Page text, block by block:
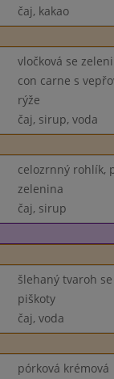
čaj, kakao
vločková se
con carne s
rýže
čaj, sirup, voda
celozrnný rohlík,
zelenina
čaj, sirup
šlehaný tvaroh
piškoty
čaj, voda
pórková krémová